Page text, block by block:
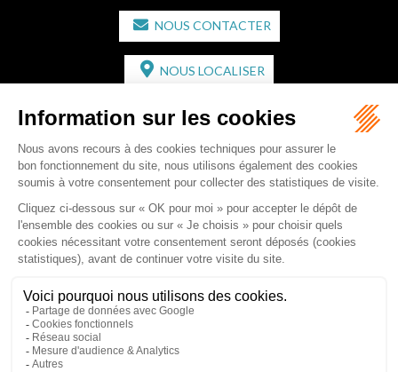
NOUS CONTACTER
NOUS LOCALISER
CABINET SECONDAIRE
2 bis Avenue de l'Europe
33350 ST MAGNE-DE-CASTILLON
Tél :05 57 55 87 30 - Fax : 05 57 51 73 64
Email :gaucher-piola@gaucher-piola-avocat.fr
NOUS CONTACTER
NOUS LOCALISER